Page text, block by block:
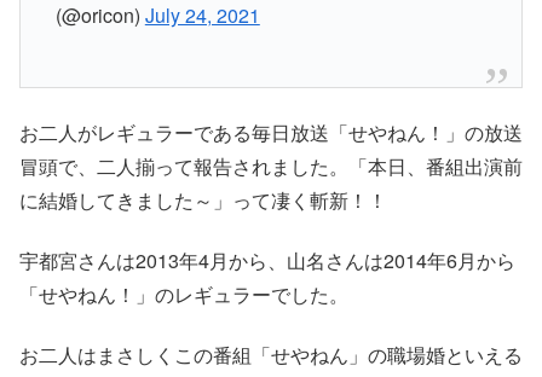
(@oricon) July 24, 2021
お二人がレギュラーである毎日放送「せやねん！」の放送
冒頭で、二人揃って報告されました。「本日、番組出演前
に結婚してきました～」って凄く斬新！！
宇都宮さんは2013年4月から、山名さんは2014年6月から
「せやねん！」のレギュラーでした。
お二人はまさしくこの番組「せやねん」の職場婚といえる